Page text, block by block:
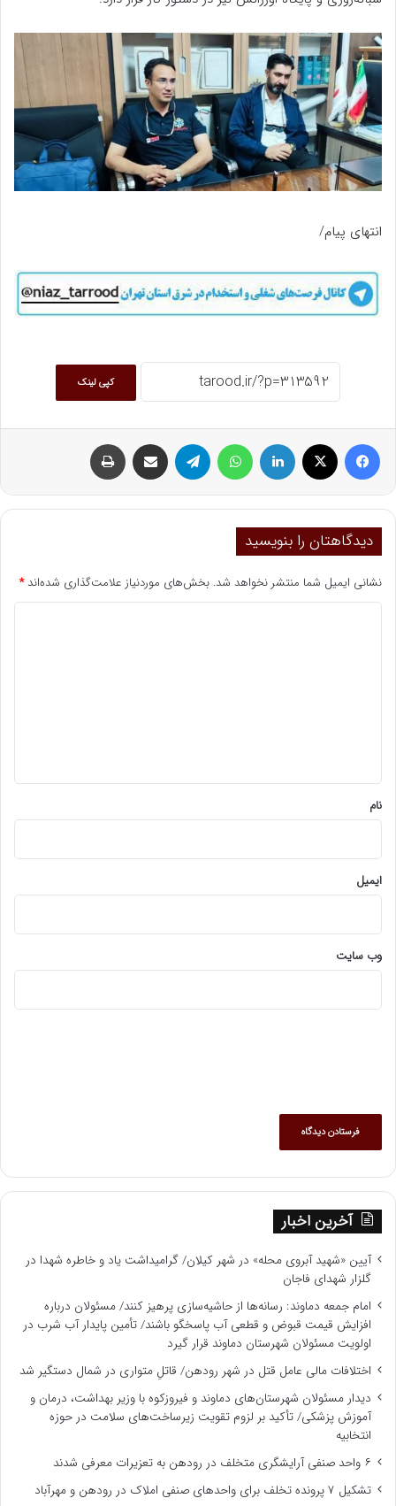
انتهای پیام/
کپی لینک
ایکس
دیدگاهتان را بنویسید
نشانی ایمیل شما منتشر نخواهد شد. بخش‌های موردنیاز علامت‌گذاری شده‌اند*
نام
ایمیل
وب‌ سایت
آخرین اخبار
آیین «شهید آبروی محله» در شهر کیلان/ گرامیداشت یاد و خاطره شهدا در
گلزار شهدای فاجان
امام جمعه دماوند: رسانه‌ها از حاشیه‌سازی پرهیز کنند/ مسئولان درباره
افزایش قیمت قبوض و قطعی آب پاسخگو باشند/ تأمین پایدار آب شرب در
اولویت مسئولان شهرستان دماوند قرار گیرد
اختلافات مالی عامل قتل در شهر رودهن/ قاتلِ متواری در شمال دستگیر شد
دیدار مسئولان شهرستان‌های دماوند و فیروزکوه با وزیر بهداشت، درمان و
آموزش پزشکی/ تأکید بر لزوم تقویت زیرساخت‌های سلامت در حوزه
انتخابیه
۶ واحد صنفی آرایشگری متخلف در رودهن به تعزیرات معرفی شدند
تشکیل ۷ پرونده تخلف برای واحدهای صنفی املاک در رودهن و مهرآباد